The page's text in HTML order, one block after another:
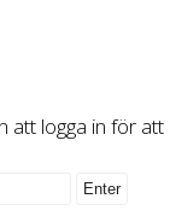
logga in för